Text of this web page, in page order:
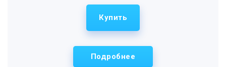
Подробнее
Купить